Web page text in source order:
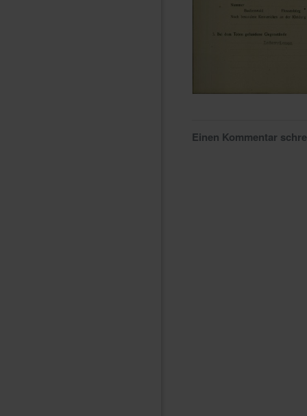
Einen Kommentar